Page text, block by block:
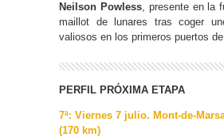
Neilson Powless, presente en la
maillot de lunares tras coger
valiosos en los primeros puertos
PERFIL PRÓXIMA ETAPA
7ª: Viernes 7 julio. Mont-de-
(170 km)